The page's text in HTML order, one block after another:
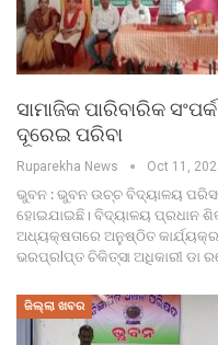
ସାମାଜିକ ପାରିବାରିକ
ଦୂରେଇ ପରିବା
Ruparekha News Oct 11,
ଭୁବନ : ଭୁବନ ଉଚ୍ଚ ବିଦ୍ୟାଳୟ
ହୋଇଯାଇଛି। ବିଦ୍ୟାଳୟ ପ୍ରଧାନ
ଅଧ୍ୟକ୍ଷତାରେ ଅନୁଷ୍ଠିତ
ଭରପ୍ରlପ୍ତ ଚିକିତ୍ସା ଅଧିକାରୀ ଡା
ଜିଲ୍ଲା ଖବର